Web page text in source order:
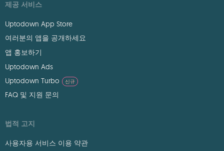
제공 서비스
Uptodown App Store
여러분의 앱을 공개하세요
앱 홍보하기
Uptodown Ads
Uptodown Turbo
신규
FAQ 및 지원 문의
법적 고지
사용자용 서비스 이용 약관